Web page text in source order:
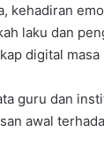
kehadiran
laku dan
digital masa
guru dan
awal